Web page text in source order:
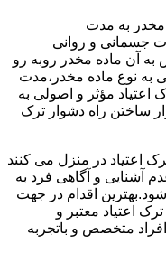
به مدت
جسمانی و روانی
آن ماده مخدر روبه رو
به نوع ماده مخدر،مدت
مؤثر و اصولی به
ساختن راه دشوار ترک
اعتیاد در منزل می کنند
آشنایی و آگاهی فرد به
اقدام در جهت
اعتیاد معتبر و
متخصص و باتجربه